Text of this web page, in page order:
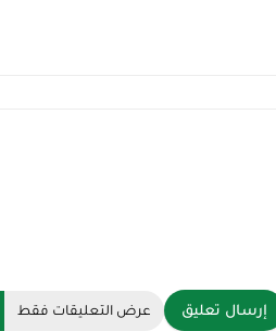
إرسال تعليق عرض التعليقات فقط